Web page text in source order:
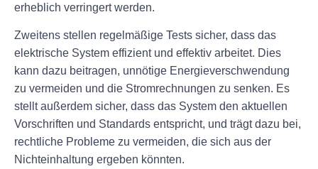
erheblich verringert werden.
Zweitens stellen regelmäßige Tests sicher, dass das
elektrische System effizient und effektiv arbeitet. Dies
kann dazu beitragen, unnötige Energieverschwendung
zu vermeiden und die Stromrechnungen zu senken. Es
stellt außerdem sicher, dass das System den aktuellen
Vorschriften und Standards entspricht, und trägt dazu bei,
rechtliche Probleme zu vermeiden, die sich aus der
Nichteinhaltung ergeben könnten.